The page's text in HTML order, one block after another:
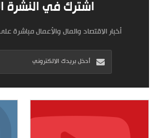
اشترك في النشرة
أخبار الاقتصاد والمال والأعمال مباشرة